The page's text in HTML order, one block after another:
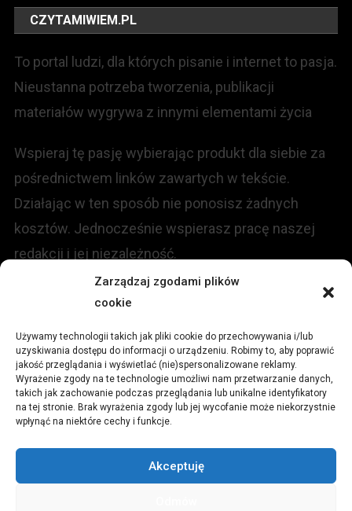
Zarządzaj zgodami plików
cookie
Używamy technologii takich jak pliki cookie do przechowywania i/lub
uzyskiwania dostępu do informacji o urządzeniu. Robimy to, aby poprawić
jakość przeglądania i wyświetlać (nie)spersonalizowane reklamy.
Wyrażenie zgody na te technologie umożliwi nam przetwarzanie danych,
takich jak zachowanie podczas przeglądania lub unikalne identyfikatory
na tej stronie. Brak wyrażenia zgody lub jej wycofanie może niekorzystnie
wpłynąć na niektóre cechy i funkcje.
Akceptuję
CZYTAMIWIEM.PL
To portal ludzi, dla których pisanie i internet to pasja.
Nieustanna potrzeba tworzenia, publikacji
materiałów wygrywa z innymi elementami życia
Wspieraj tę pasję wybierając produkt dla siebie za
pośrednictwem linków zawartych w tekście.
Działając w ten sposób nie ponosisz żadnych
kosztów. Jednocześnie wspierasz pracę naszej
redakcji i jej niezależność.
Redakcja portalu:
ul.Stara 13, 42-600 Tarnowskie Góry
TEL:+48 509 547 822
redakcja@czytamiwiem.pl